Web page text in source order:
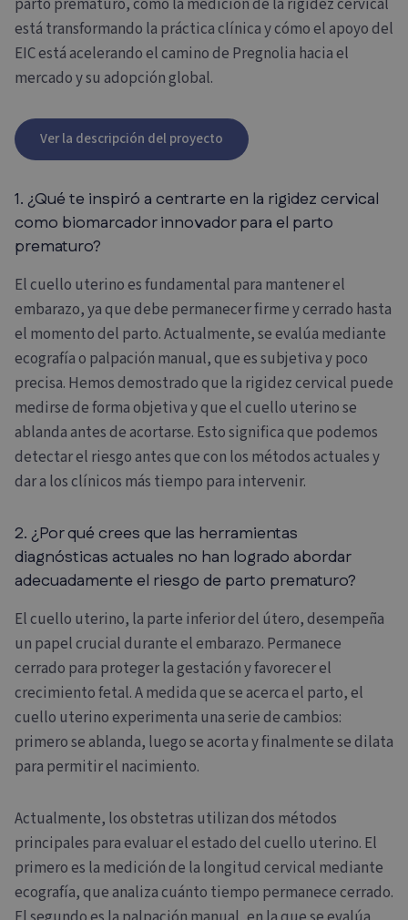
parto prematuro, cómo la medición de la rigidez cervical
está transformando la práctica clínica y cómo el apoyo del
EIC está acelerando el camino de Pregnolia hacia el
mercado y su adopción global.
Ver la descripción del proyecto
1. ¿Qué te inspiró a centrarte en la rigidez cervical
como biomarcador innovador para el parto
prematuro?
El cuello uterino es fundamental para mantener el
embarazo, ya que debe permanecer firme y cerrado hasta
el momento del parto. Actualmente, se evalúa mediante
ecografía o palpación manual, que es subjetiva y poco
precisa. Hemos demostrado que la rigidez cervical puede
medirse de forma objetiva y que el cuello uterino se
ablanda antes de acortarse. Esto significa que podemos
detectar el riesgo antes que con los métodos actuales y
dar a los clínicos más tiempo para intervenir.
2. ¿Por qué crees que las herramientas
diagnósticas actuales no han logrado abordar
adecuadamente el riesgo de parto prematuro?
El cuello uterino, la parte inferior del útero, desempeña
un papel crucial durante el embarazo. Permanece
cerrado para proteger la gestación y favorecer el
crecimiento fetal. A medida que se acerca el parto, el
cuello uterino experimenta una serie de cambios:
primero se ablanda, luego se acorta y finalmente se dilata
para permitir el nacimiento.
Actualmente, los obstetras utilizan dos métodos
principales para evaluar el estado del cuello uterino. El
primero es la medición de la longitud cervical mediante
ecografía, que analiza cuánto tiempo permanece cerrado.